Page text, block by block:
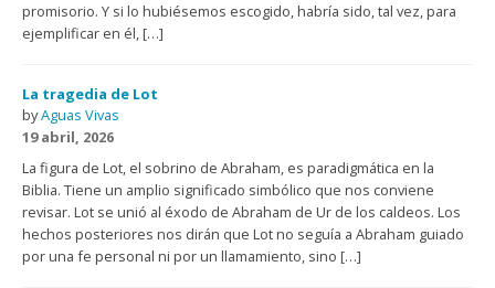
promisorio. Y si lo hubiésemos escogido, habría sido, tal vez, para
ejemplificar en él, […]
La tragedia de Lot
byAguas Vivas
19 abril, 2026
La figura de Lot, el sobrino de Abraham, es paradigmática en la
Biblia. Tiene un amplio significado simbólico que nos conviene
revisar. Lot se unió al éxodo de Abraham de Ur de los caldeos. Los
hechos posteriores nos dirán que Lot no seguía a Abraham guiado
por una fe personal ni por un llamamiento, sino […]